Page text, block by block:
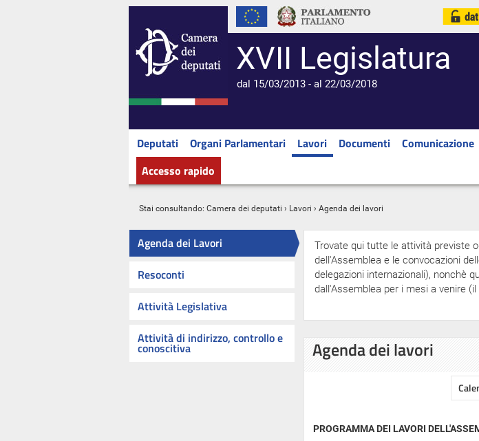
XVII Legislatura
dal 15/03/2013 - al 22/03/2018
Deputati Organi Parlamentari Lavori Documenti Comunicazione
Accesso rapido
Stai consultando: Camera dei deputati › Lavori › Agenda dei lavori
Agenda dei Lavori
Resoconti
Attività Legislativa
Attività di indirizzo, controllo e
conoscitiva
Trovate qui tutte le attività previste
dell'Assemblea e le convocazioni
delegazioni internazionali), nonchè
dall'Assemblea per i mesi a venire
Agenda dei lavori
PROGRAMMA DEI LAVORI